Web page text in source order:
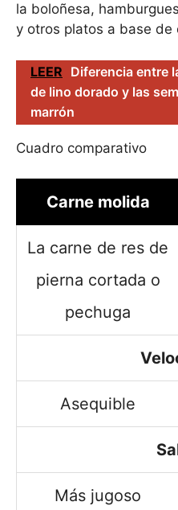
la boloñesa,
y otros platos a base de
LEER Diferencia entre
de lino dorado y las
marrón
Cuadro comparativo
Carne molida
La carne de res de
pierna cortada o
pechuga
Asequible
Más jugoso